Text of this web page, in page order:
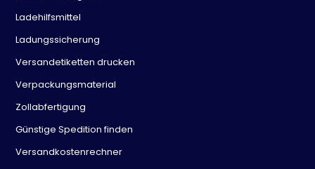
Ladehilfsmittel
Ladungssicherung
Versandetiketten drucken
Verpackungsmaterial
Zollabfertigung
Günstige Spedition finden
Versandkostenrechner